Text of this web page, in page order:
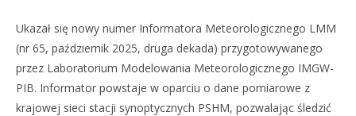
Ukazał się nowy numer Informatora Meteorologicznego LMM
(nr 65, październik 2025, druga dekada) przygotowywanego
przez Laboratorium Modelowania Meteorologicznego IMGW-
PIB. Informator powstaje w oparciu o dane pomiarowe z
krajowej sieci stacji synoptycznych PSHM, pozwalając śledzić